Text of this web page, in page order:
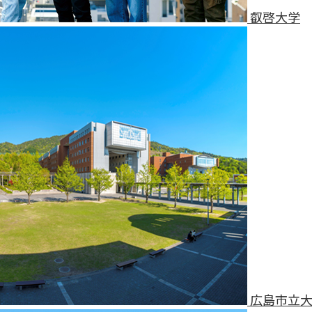
叡啓大学
広島市立